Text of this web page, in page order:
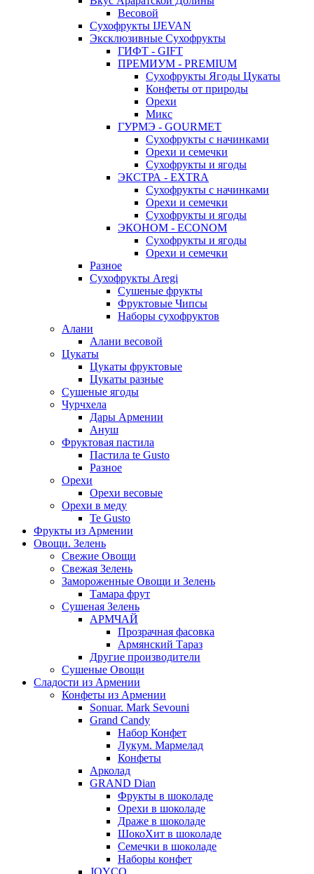
Весовой
Сухофрукты IJEVAN
Эксклюзивные Сухофрукты
ГИФТ - GIFT
ПРЕМИУМ - PREMIUM
Сухофрукты Ягоды Цукаты
Конфеты от природы
Орехи
Микс
ГУРМЭ - GOURMET
Сухофрукты с начинками
Орехи и семечки
Сухофрукты и ягоды
ЭКСТРА - EXTRA
Сухофрукты с начинками
Орехи и семечки
Сухофрукты и ягоды
ЭКОНОМ - ECONOM
Сухофрукты и ягоды
Орехи и семечки
Разное
Сухофрукты Aregi
Сушеные фрукты
Фруктовые Чипсы
Наборы сухофруктов
Алани
Алани весовой
Цукаты
Цукаты фруктовые
Цукаты разные
Сушеные ягоды
Чурчхела
Дары Армении
Ануш
Фруктовая пастила
Пастила te Gusto
Разное
Орехи
Орехи весовые
Орехи в меду
Te Gusto
Фрукты из Армении
Овощи. Зелень
Свежие Овощи
Свежая Зелень
Замороженные Овощи и Зелень
Тамара фрут
Сушеная Зелень
АРМЧАЙ
Прозрачная фасовка
Армянский Тараз
Другие производители
Сушеные Овощи
Сладости из Армении
Конфеты из Армении
Sonuar. Mark Sevouni
Grand Candy
Набор Конфет
Лукум. Мармелад
Конфеты
Арколад
GRAND Dian
Фрукты в шоколаде
Орехи в шоколаде
Драже в шоколаде
ШокоХит в шоколаде
Семечки в шоколаде
Наборы конфет
JOYCO